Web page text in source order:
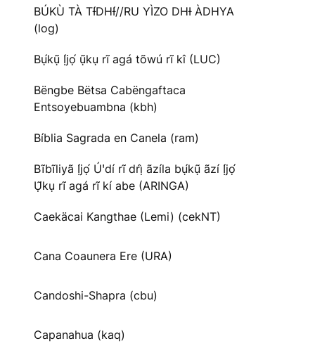
BÚKÙ TÀ TƗ́DHƗ́//RU YÌZO DHƗ ÀDHYA
(log)
Bụ́kụ̃ Ị́jọ́ ụ̃kụ rĩ agá tõwú rĩ kî (LUC)
Bëngbe Bëtsa Cabëngaftaca
Entsoyebuambna (kbh)
Bíblia Sagrada en Canela (ram)
Bĩbĩliyã Ị́jọ́ Úꞌdí rĩ drị̂ ãzíla bụ́kụ̃ ãzí Ị́jọ́
Ụ̃kụ rĩ agá rĩ kí abe (ARINGA)
Caekäcai Kangthae (Lemi) (cekNT)
Cana Coaunera Ere (URA)
Candoshi-Shapra (cbu)
Capanahua (kaq)